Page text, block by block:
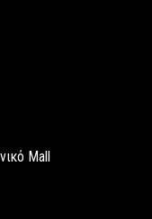
Mall